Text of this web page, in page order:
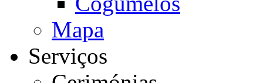
Mapa
Serviços